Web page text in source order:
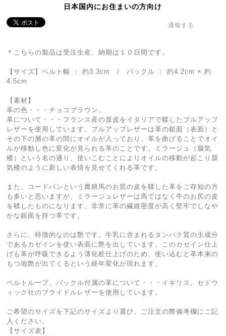
日本国内にお住まいの方向け
通報する
＊こちらの製品は受注生産、納期は１０日間です。
【サイズ】ベルト幅 ： 約3.3cm / バックル ： 約4.2cm × 約
4.5cm
【素材】
革の色・・・チョコブラウン。
革について・・・フランス産の原皮をイタリアで鞣したプルアップ
レザーを使用しています。プルアップレザーは革の銀面（表面）と
その下の層の革の間にオイルが入っており、革を曲げることでオイ
ルが移動し色に変化が見られる革のことです。ミラージュ（蜃気
楼）という名の通り、使いこむことによりオイルの移動が起こり蜃
気楼のように新しい表情を見せてくれる革です。
また、コードバンという農耕馬のお尻の皮を鞣した革をご存知の方
も多いと思いますが、ミラージュレザーは馬ではなく牛のお尻の皮
を鞣したものになります。非常に革の繊維密度が高く堅牢でしなや
かな銀面を持つ革です。
さらに、特徴的なのは艶です。牛乳に含まれるタンパク質の主成分
であるカゼインを使い表面に艶を出しています。このカゼイン仕上
げも革が呼吸できるよう薄化粧仕上げのため、使い込むと革本来の
もつ地艶が出てくるという経年変化が現れます。
ベルトループ、バックル付属の革について・・・イギリス、セドウ
ィック社のブライドルレザーを使用しています。
ご希望のサイズを下記のサイズより選び、ご注文の際備考欄にご記
入ください。
【サイズ表】